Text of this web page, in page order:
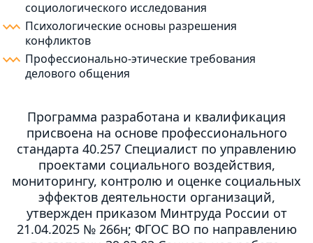
социологического исследования
Психологические основы разрешения
конфликтов
Профессионально-этические требования
делового общения
Программа разработана и квалификация
присвоена на основе профессионального
стандарта 40.257 Специалист по управлению
проектами социального воздействия,
мониторингу, контролю и оценке социальных
эффектов деятельности организаций,
утвержден приказом Минтруда России от
21.04.2025 № 266н; ФГОС ВО по направлению